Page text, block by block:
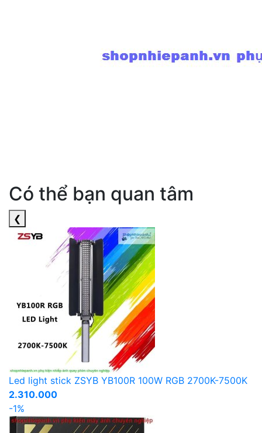
Có thể bạn quan tâm
❮
Led light stick ZSYB YB100R 100W RGB 2700K-7500K
2.310.000
-1%